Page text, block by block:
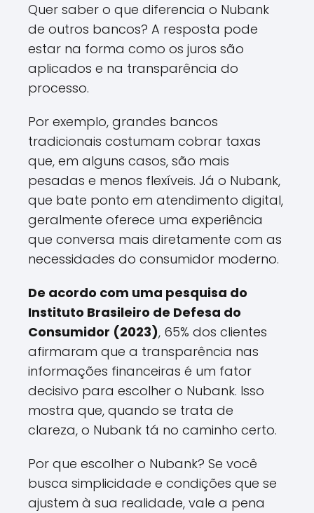
Quer saber o que diferencia o Nubank
de outros bancos? A resposta pode
estar na forma como os juros são
aplicados e na transparência do
processo.
Por exemplo, grandes bancos
tradicionais costumam cobrar taxas
que, em alguns casos, são mais
pesadas e menos flexíveis. Já o Nubank,
que bate ponto em atendimento digital,
geralmente oferece uma experiência
que conversa mais diretamente com as
necessidades do consumidor moderno.
De acordo com uma pesquisa do
Instituto Brasileiro de Defesa do
Consumidor (2023), 65% dos clientes
afirmaram que a transparência nas
informações financeiras é um fator
decisivo para escolher o Nubank. Isso
mostra que, quando se trata de
clareza, o Nubank tá no caminho certo.
Por que escolher o Nubank? Se você
busca simplicidade e condições que se
ajustem à sua realidade, vale a pena